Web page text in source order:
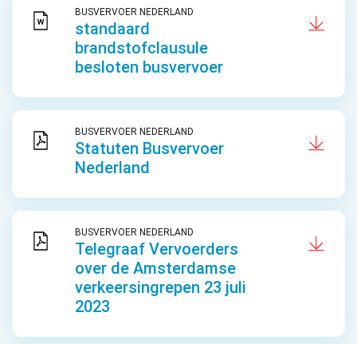
BUSVERVOER NEDERLAND
standaard
brandstofclausule
besloten busvervoer
BUSVERVOER NEDERLAND
Statuten Busvervoer
Nederland
BUSVERVOER NEDERLAND
Telegraaf Vervoerders
over de Amsterdamse
verkeersingrepen 23 juli
2023